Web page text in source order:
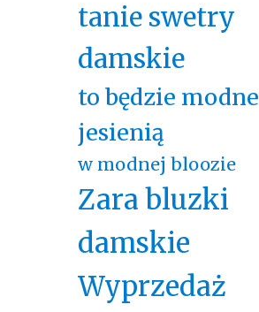
tanie swetry
damskie
to będzie modne
jesienią
w modnej bloozie
Zara bluzki
damskie
Wyprzedaż